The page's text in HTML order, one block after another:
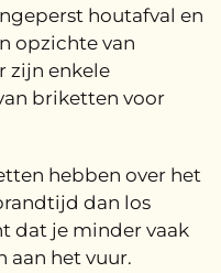
houtafval en
opzichte van
zijn enkele
briketten voor
hebben over het
dan los
dat je minder vaak
aan het vuur.